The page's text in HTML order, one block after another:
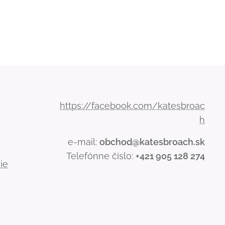
https://facebook.com/katesbroac
h
e-mail: obchod@katesbroach.sk
Telefónne číslo: +421 905 128 274